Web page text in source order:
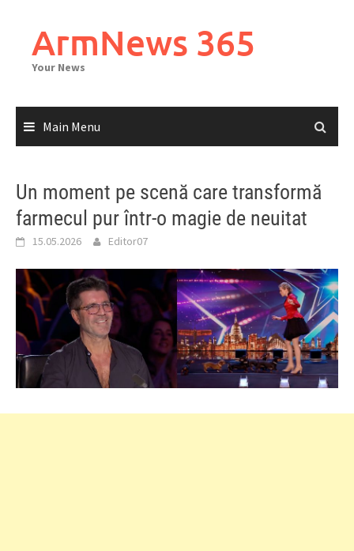
contentArmNews 365
Your News
Main Menu
Un moment pe scenă care transformă
farmecul pur într-o magie de neuitat
15.05.2026 Editor07